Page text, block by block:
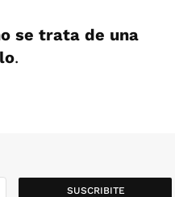
se trata de una
.
SUSCRIBITE